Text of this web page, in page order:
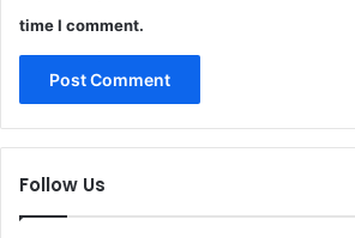
time I comment.
Follow Us